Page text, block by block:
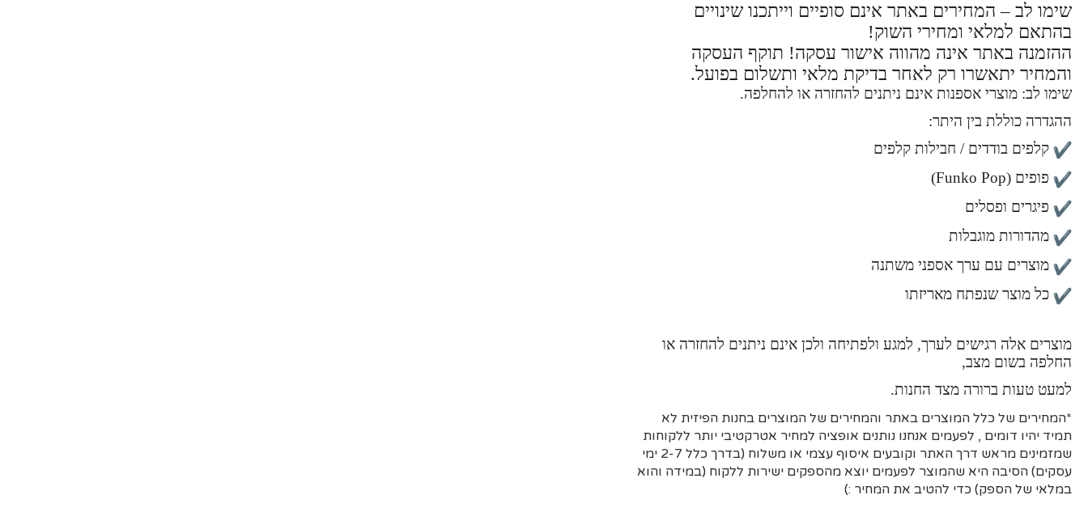
שימו לב – המחירים באתר אינם סופיים וייתכנו שינויים
בהתאם למלאי ומחירי השוק!
ההזמנה באתר אינה מהווה אישור עסקה! תוקף העסקה
והמחיר יתאשרו רק לאחר בדיקת מלאי ותשלום בפועל.
שימו לב: מוצרי אספנות אינם ניתנים להחזרה או להחלפה.
ההגדרה כוללת בין היתר:
קלפים בודדים / חבילות קלפים
פופים (Funko Pop)
פיגרים ופסלים
מהדורות מוגבלות
מוצרים עם ערך אספני משתנה
כל מוצר שנפתח מאריזתו
מוצרים אלה רגישים לערך, למגע ולפתיחה ולכן אינם ניתנים להחזרה או
החלפה בשום מצב,
למעט טעות ברורה מצד החנות.
*המחירים של כלל המוצרים באתר והמחירים של המוצרים בחנות הפיזית לא
תמיד יהיו דומים , לפעמים אנחנו נותנים אופציה למחיר אטרקטיבי יותר ללקוחות
שמזמינים מראש דרך האתר וקובעים איסוף עצמי או משלוח (בדרך כלל 2-7 ימי
עסקים) הסיבה היא שהמוצר לפעמים יוצא מהספקים ישירות ללקוח (במידה והוא
במלאי של הספק) כדי להטיב את המחיר :)